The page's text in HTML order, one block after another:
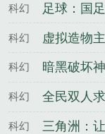
科幻 足球：国
科幻 虚拟造物主
科幻 暗黑破坏
科幻 全民双人
科幻 三角洲：